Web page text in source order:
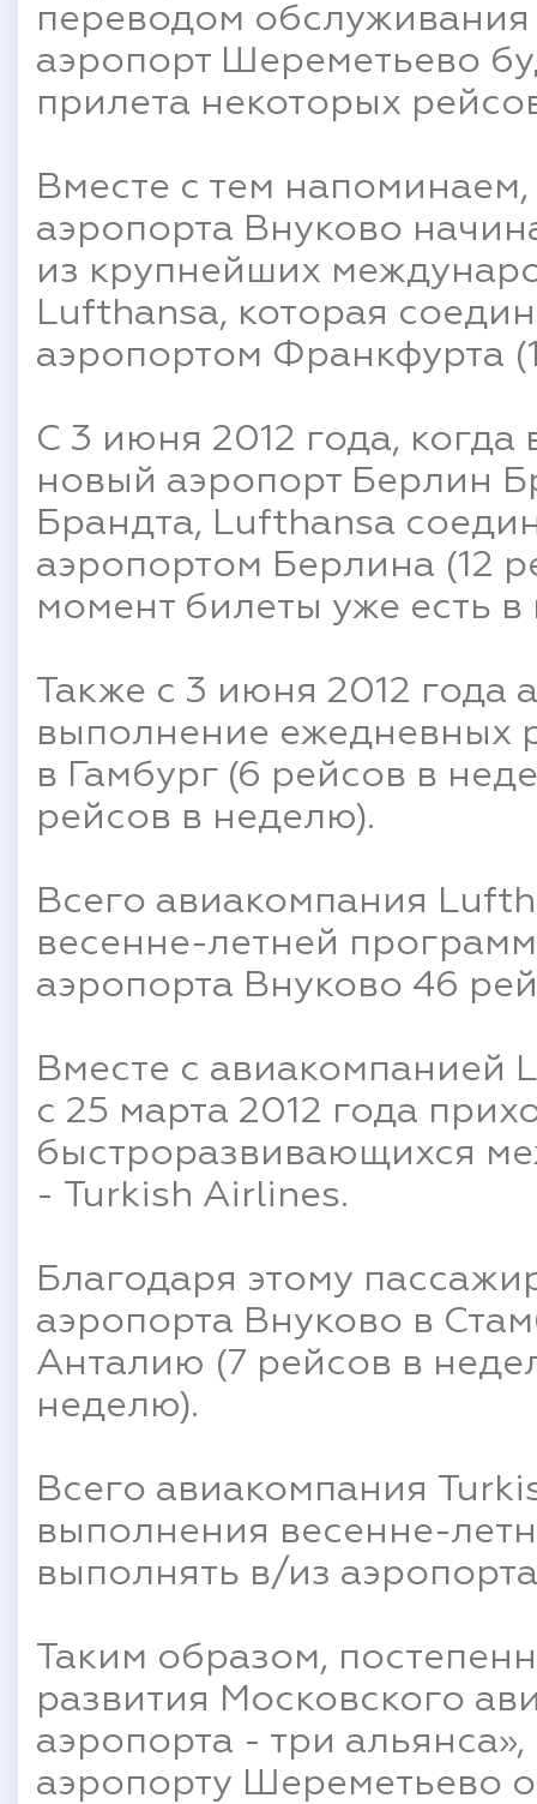
переводом
аэропорт Шереметьево
прилета некоторых
Вместе с тем напоминаем,
аэропорта Внуково
из крупнейших
Lufthansa, которая
аэропортом Франкфурта
С 3 июня 2012 года, когда
новый аэропорт Берлин
Брандта, Lufthansa
аэропортом Берлина (12
момент билеты уже есть
Также с 3 июня 2012 года
выполнение ежедневных
в Гамбург (6 рейсов в
рейсов в неделю).
Всего авиакомпания
весенне-летней
аэропорта Внуково 46
Вместе с авиакомпанией
с 25 марта 2012 года
быстроразвивающихся
- Turkish Airlines.
Благодаря этому
аэропорта Внуково в
Анталию (7 рейсов в
неделю).
Всего авиакомпания
выполнения весенне-
выполнять в/из
Таким образом,
развития Московского
аэропорта - три
аэропорту Шереметьево